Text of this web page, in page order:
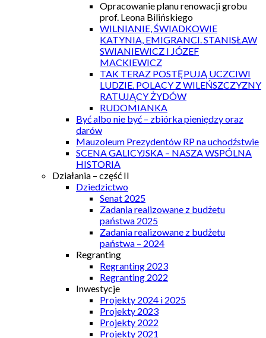
Opracowanie planu renowacji grobu
prof. Leona Bilińskiego
WILNIANIE, ŚWIADKOWIE
KATYNIA, EMIGRANCI. STANISŁAW
SWIANIEWICZ I JÓZEF
MACKIEWICZ
TAK TERAZ POSTĘPUJĄ UCZCIWI
LUDZIE. POLACY Z WILEŃSZCZYZNY
RATUJĄCY ŻYDÓW
RUDOMIANKA
Być albo nie być – zbiórka pieniędzy oraz
darów
Mauzoleum Prezydentów RP na uchodźstwie
SCENA GALICYJSKA – NASZA WSPÓLNA
HISTORIA
Działania – część II
Dziedzictwo
Senat 2025
Zadania realizowane z budżetu
państwa 2025
Zadania realizowane z budżetu
państwa – 2024
Regranting
Regranting 2023
Regranting 2022
Inwestycje
Projekty 2024 i 2025
Projekty 2023
Projekty 2022
Projekty 2021